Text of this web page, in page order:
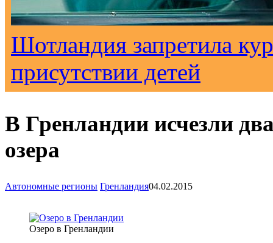
Шотландия запретила
присутствии детей
В Гренландии исчезли
озера
Автономные регионы Гренландия04.02.2015
Озеро в Гренландии